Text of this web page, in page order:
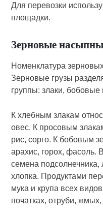
Для перевозки
площадки.
Зерновые
Номенклатура
Зерновые грузы
группы: злаки,
К хлебным злакам
овес. К просовым
рис, сорго. К бобовым
арахис, горох, фасоль.
семена подсолнечника,
хлопка. Продуктами
мука и крупа всех
початках, отруби,